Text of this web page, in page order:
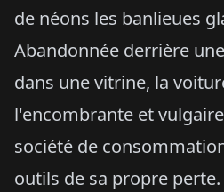
de néons les banlieues
Abandonnée derrière
dans une vitrine, la
l'encombrante et
société de
outils de sa propre perte.